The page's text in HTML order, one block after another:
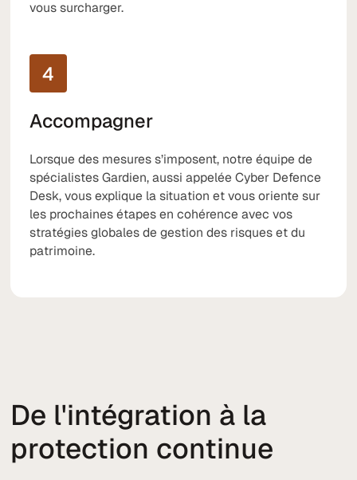
vous surcharger.
4
Accompagner
Lorsque des mesures s’imposent, notre équipe de
spécialistes Gardien, aussi appelée Cyber Defence
Desk, vous explique la situation et vous oriente sur
les prochaines étapes en cohérence avec vos
stratégies globales de gestion des risques et du
patrimoine.
De l'intégration à la
protection continue